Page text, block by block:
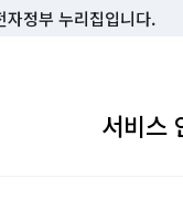
자정부 누리집입니다.
센터
서비스